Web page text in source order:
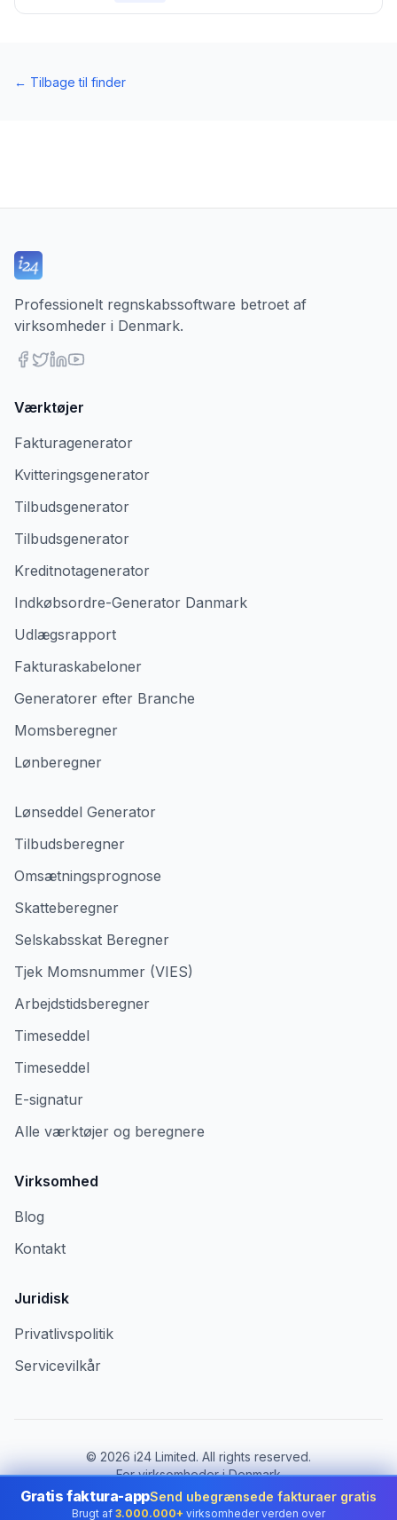
← Tilbage til finder
Professionelt regnskabssoftware betroet af
virksomheder i Denmark.
Værktøjer
Fakturagenerator
Kvitteringsgenerator
Tilbudsgenerator
Tilbudsgenerator
Kreditnotagenerator
Indkøbsordre-Generator Danmark
Udlægsrapport
Fakturaskabeloner
Generatorer efter Branche
Momsberegner
Lønberegner
Lønseddel Generator
Tilbudsberegner
Omsætningsprognose
Skatteberegner
Selskabsskat Beregner
Tjek Momsnummer (VIES)
Arbejdstidsberegner
Timeseddel
Timeseddel
E-signatur
Alle værktøjer og beregnere
Virksomhed
Blog
Kontakt
Juridisk
Privatlivspolitik
Servicevilkår
© 2026 i24 Limited. All rights reserved.
For virksomheder i Denmark
Skift land:
Denmark
Gratis faktura-appSend ubegrænsede fakturaer gratis
Brugt af 3.000.000+ virksomheder verden over